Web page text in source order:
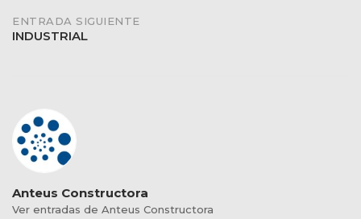
entradas
ENTRADA SIGUIENTE
INDUSTRIAL
Anteus Constructora
Ver entradas de Anteus Constructora